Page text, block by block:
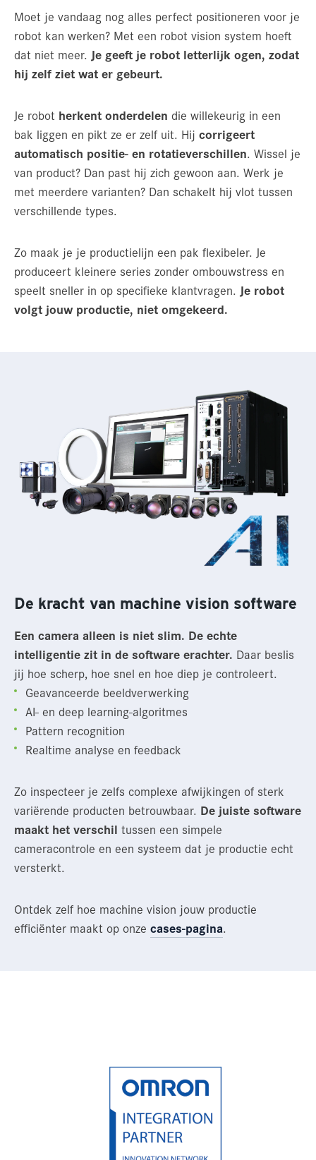
Moet je vandaag nog alles perfect positioneren voor je
robot kan werken? Met een robot vision system hoeft
dat niet meer. Je geeft je robot letterlijk ogen, zodat
hij zelf ziet wat er gebeurt.
Je robot herkent onderdelen die willekeurig in een
bak liggen en pikt ze er zelf uit. Hij corrigeert
automatisch positie- en rotatieverschillen. Wissel je
van product? Dan past hij zich gewoon aan. Werk je
met meerdere varianten? Dan schakelt hij vlot tussen
verschillende types.
Zo maak je je productielijn een pak flexibeler. Je
produceert kleinere series zonder ombouwstress en
speelt sneller in op specifieke klantvragen. Je robot
volgt jouw productie, niet omgekeerd.
De kracht van machine vision software
Een camera alleen is niet slim. De echte
intelligentie zit in de software erachter. Daar beslis
jij hoe scherp, hoe snel en hoe diep je controleert.
Geavanceerde beeldverwerking
AI- en deep learning-algoritmes
Pattern recognition
Realtime analyse en feedback
Zo inspecteer je zelfs complexe afwijkingen of sterk
variërende producten betrouwbaar. De juiste software
maakt het verschil tussen een simpele
cameracontrole en een systeem dat je productie echt
versterkt.
Ontdek zelf hoe machine vision jouw productie
efficiënter maakt op onze cases-pagina.